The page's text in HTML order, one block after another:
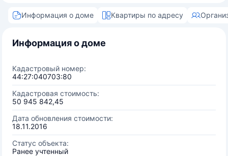
Информация о доме Квартиры по адресу
Информация о доме
Кадастровый номер:
44:27:040703:80
Кадастровая стоимость:
50 945 842,45
Дата обновления стоимости:
18.11.2016
Статус объекта:
Ранее учтенный